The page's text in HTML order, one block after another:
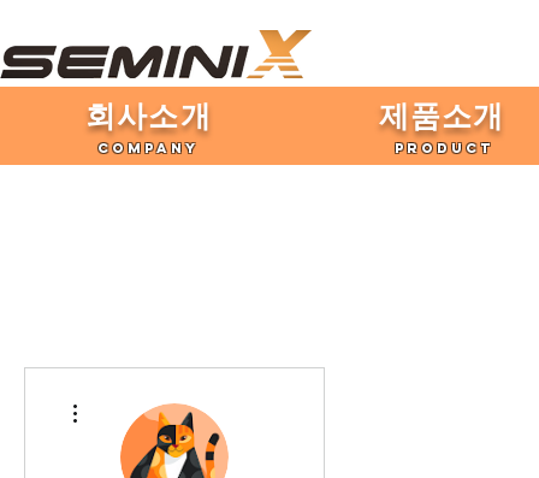
​회사소개
COMPANY
제품​소개
PRODUCT